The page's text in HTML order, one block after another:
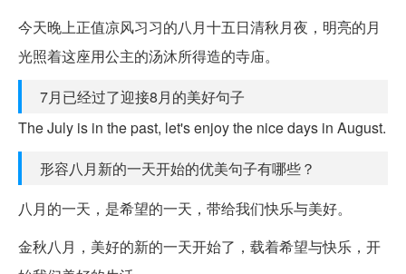
今天晚上正值凉风习习的八月十五日清秋月夜，明亮的月
光照着这座用公主的汤沐所得造的寺庙。
7月已经过了迎接8月的美好句子
The July is in the past, let's enjoy the nice days in August.
形容八月新的一天开始的优美句子有哪些？
八月的一天，是希望的一天，带给我们快乐与美好。
金秋八月，美好的新的一天开始了，载着希望与快乐，开